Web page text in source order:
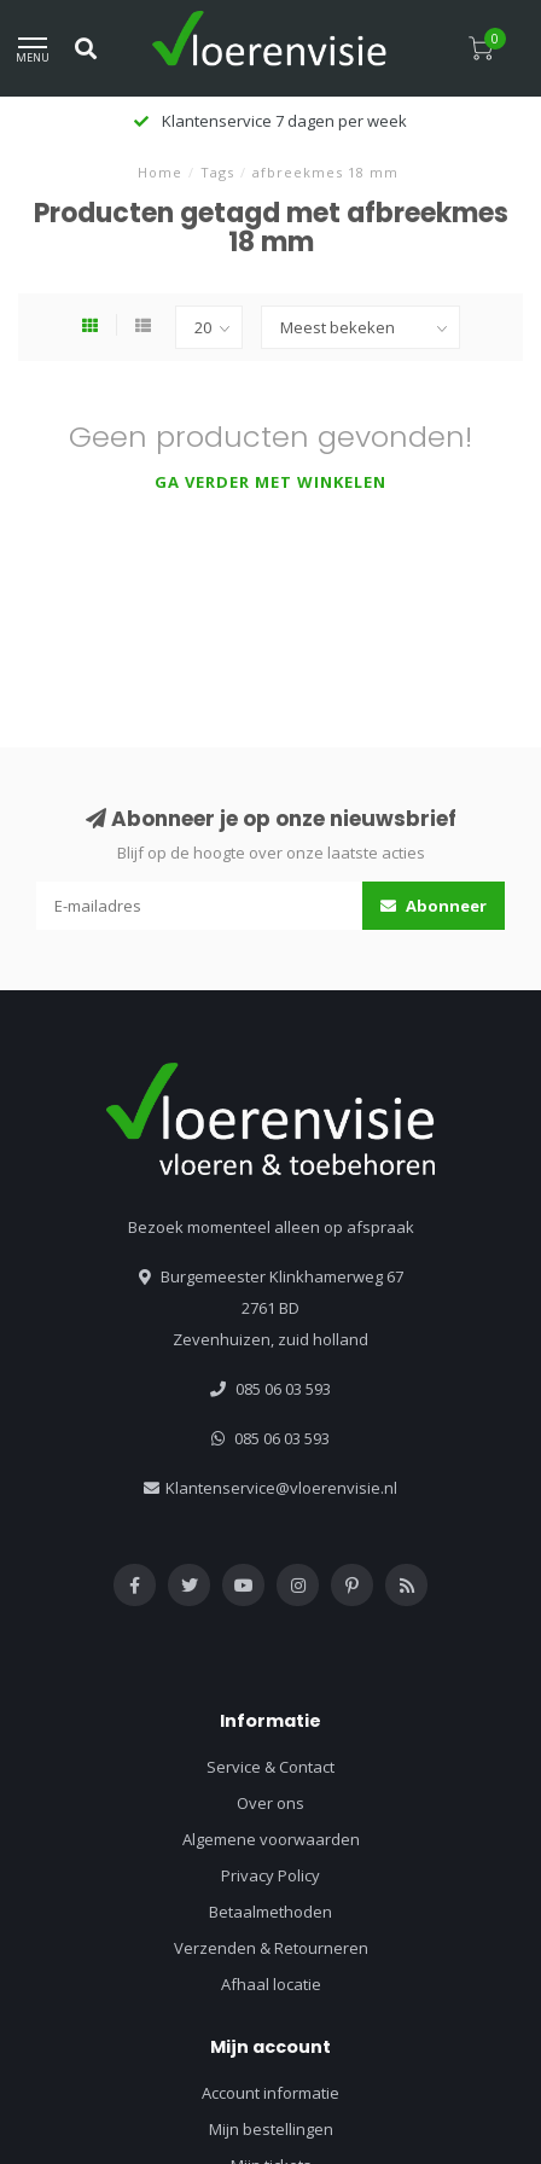
MENU
0
Klantenservice 7 dagen per week
Home / Tags / afbreekmes 18 mm
Producten getagd met afbreekmes
18 mm
Geen producten gevonden!
GA VERDER MET WINKELEN
Abonneer je op onze nieuwsbrief
Blijf op de hoogte over onze laatste acties
Abonneer
Bezoek momenteel alleen op afspraak
Burgemeester Klinkhamerweg 67
2761 BD
Zevenhuizen, zuid holland
085 06 03 593
085 06 03 593
Klantenservice@vloerenvisie.nl
Informatie
Service & Contact
Over ons
Algemene voorwaarden
Privacy Policy
Betaalmethoden
Verzenden & Retourneren
Afhaal locatie
Mijn account
Account informatie
Mijn bestellingen